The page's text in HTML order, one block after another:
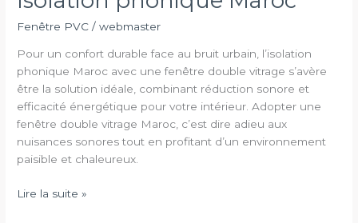
Fenêtre PVC /webmaster
Pour un confort durable face au bruit urbain, l’isolation
phonique Maroc avec une fenêtre double vitrage s’avère
être la solution idéale, combinant réduction sonore et
efficacité énergétique pour votre intérieur. Adopter une
fenêtre double vitrage Maroc, c’est dire adieu aux
nuisances sonores tout en profitant d’un environnement
paisible et chaleureux.
Isolation
Lire la suite »